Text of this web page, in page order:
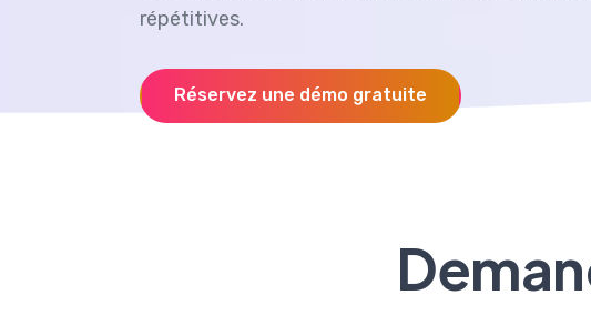
répétitives.
Réservez une démo gratuite